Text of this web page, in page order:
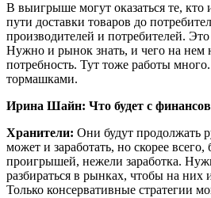
В выигрыше могут оказаться те, кто
пути доставки товаров до
производителей и потребителей. Это
Нужно и рынок знать, и чего на нем
потребность. Тут тоже работы
тормашками.
Ирина Шайн: Что будет с
Хранители: Они будут продолжать
может и заработать, но скорее всего,
проигрышей, нежели заработка.
разбираться в рынках, чтобы на них
Только консервативные стратегии